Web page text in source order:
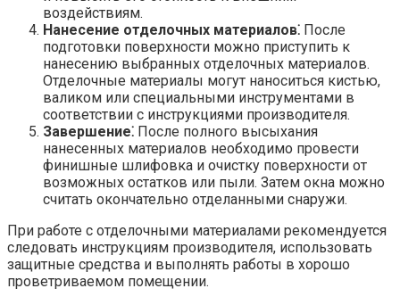
воздействиям.​
Нанесение отделочных материалов⁚ После
подготовки поверхности можно приступить к
нанесению выбранных отделочных материалов.​
Отделочные материалы могут наноситься кистью,
валиком или специальными инструментами в
соответствии с инструкциями производителя.​
Завершение⁚ После полного высыхания
нанесенных материалов необходимо провести
финишные шлифовка и очистку поверхности от
возможных остатков или пыли.​ Затем окна можно
считать окончательно отделанными снаружи.​
При работе с отделочными материалами рекомендуется
следовать инструкциям производителя, использовать
защитные средства и выполнять работы в хорошо
проветриваемом помещении.​